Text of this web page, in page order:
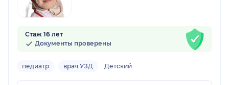
Стаж 16 лет
Документы проверены
педиатр врач УЗД Детский